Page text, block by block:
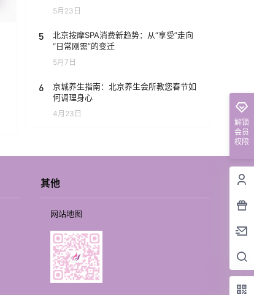
5月23日
5
北京按摩SPA消费新趋势：从“享受”走向
“日常刚需”的变迁
5月7日
6
京城养生指南：北京养生会所教您春节如
何调理身心
4月23日
解锁
会员
权限
其他
网站地图